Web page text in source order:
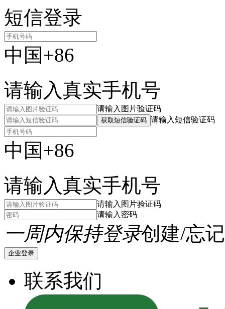
短信登录
中国+86
请输入真实手机号
请输入图片验证码
获取短信验证码 请输入短信验证码
中国+86
请输入真实手机号
请输入图片验证码
请输入密码
一周内保持登录创建/忘
企业登录
联系我们